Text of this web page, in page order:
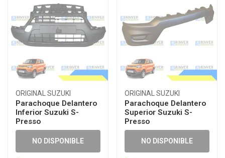
ORIGINAL SUZUKI
Parachoque Delantero
Inferior Suzuki S-
Presso
NO DISPONIBLE
ORIGINAL SUZUKI
Parachoque Delantero
Superior Suzuki S-
Presso
NO DISPONIBLE